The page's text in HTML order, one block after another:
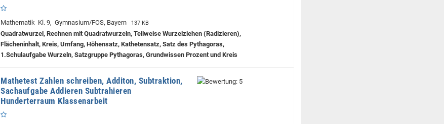
Mathematik Kl. 9, Gymnasium/FOS, Bayern 137 KB
Quadratwurzel, Rechnen mit Quadratwurzeln, Teilweise Wurzelziehen (Radizieren),
Flächeninhalt, Kreis, Umfang, Höhensatz, Kathetensatz, Satz des Pythagoras,
1.Schulaufgabe Wurzeln, Satzgruppe Pythagoras, Grundwissen Prozent und Kreis
Mathetest Zahlen schreiben, Additon, Subtraktion,
Sachaufgabe Addieren Subtrahieren
Hunderterraum Klassenarbeit